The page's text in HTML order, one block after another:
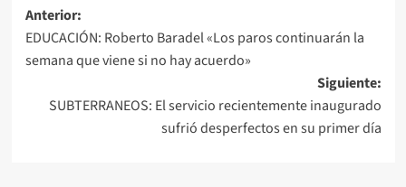
Navegación
de
entradas
Anterior:
EDUCACIÓN: Roberto Baradel «Los paros continuarán la
semana que viene si no hay acuerdo»
Siguiente:
SUBTERRANEOS: El servicio recientemente inaugurado
sufrió desperfectos en su primer día